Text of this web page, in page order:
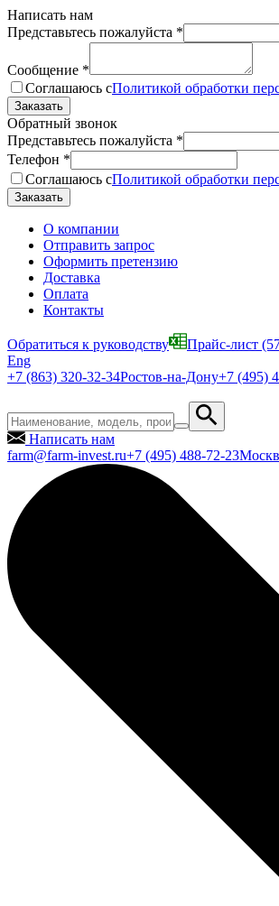
Написать нам
Представьтесь пожалуйста *
Сообщение *
Соглашаюсь сПолитикой обработки
Обратный звонок
Представьтесь пожалуйста *
Телефон *
Соглашаюсь сПолитикой обработки
О компании
Отправить запрос
Оформить претензию
Доставка
Оплата
Контакты
Обратиться к руководству Прайс-лист
Eng
+7 (863) 320-32-34Ростов-на-Дону+7 (495)
Написать нам
farm@farm-invest.ru+7 (495) 488-72-23